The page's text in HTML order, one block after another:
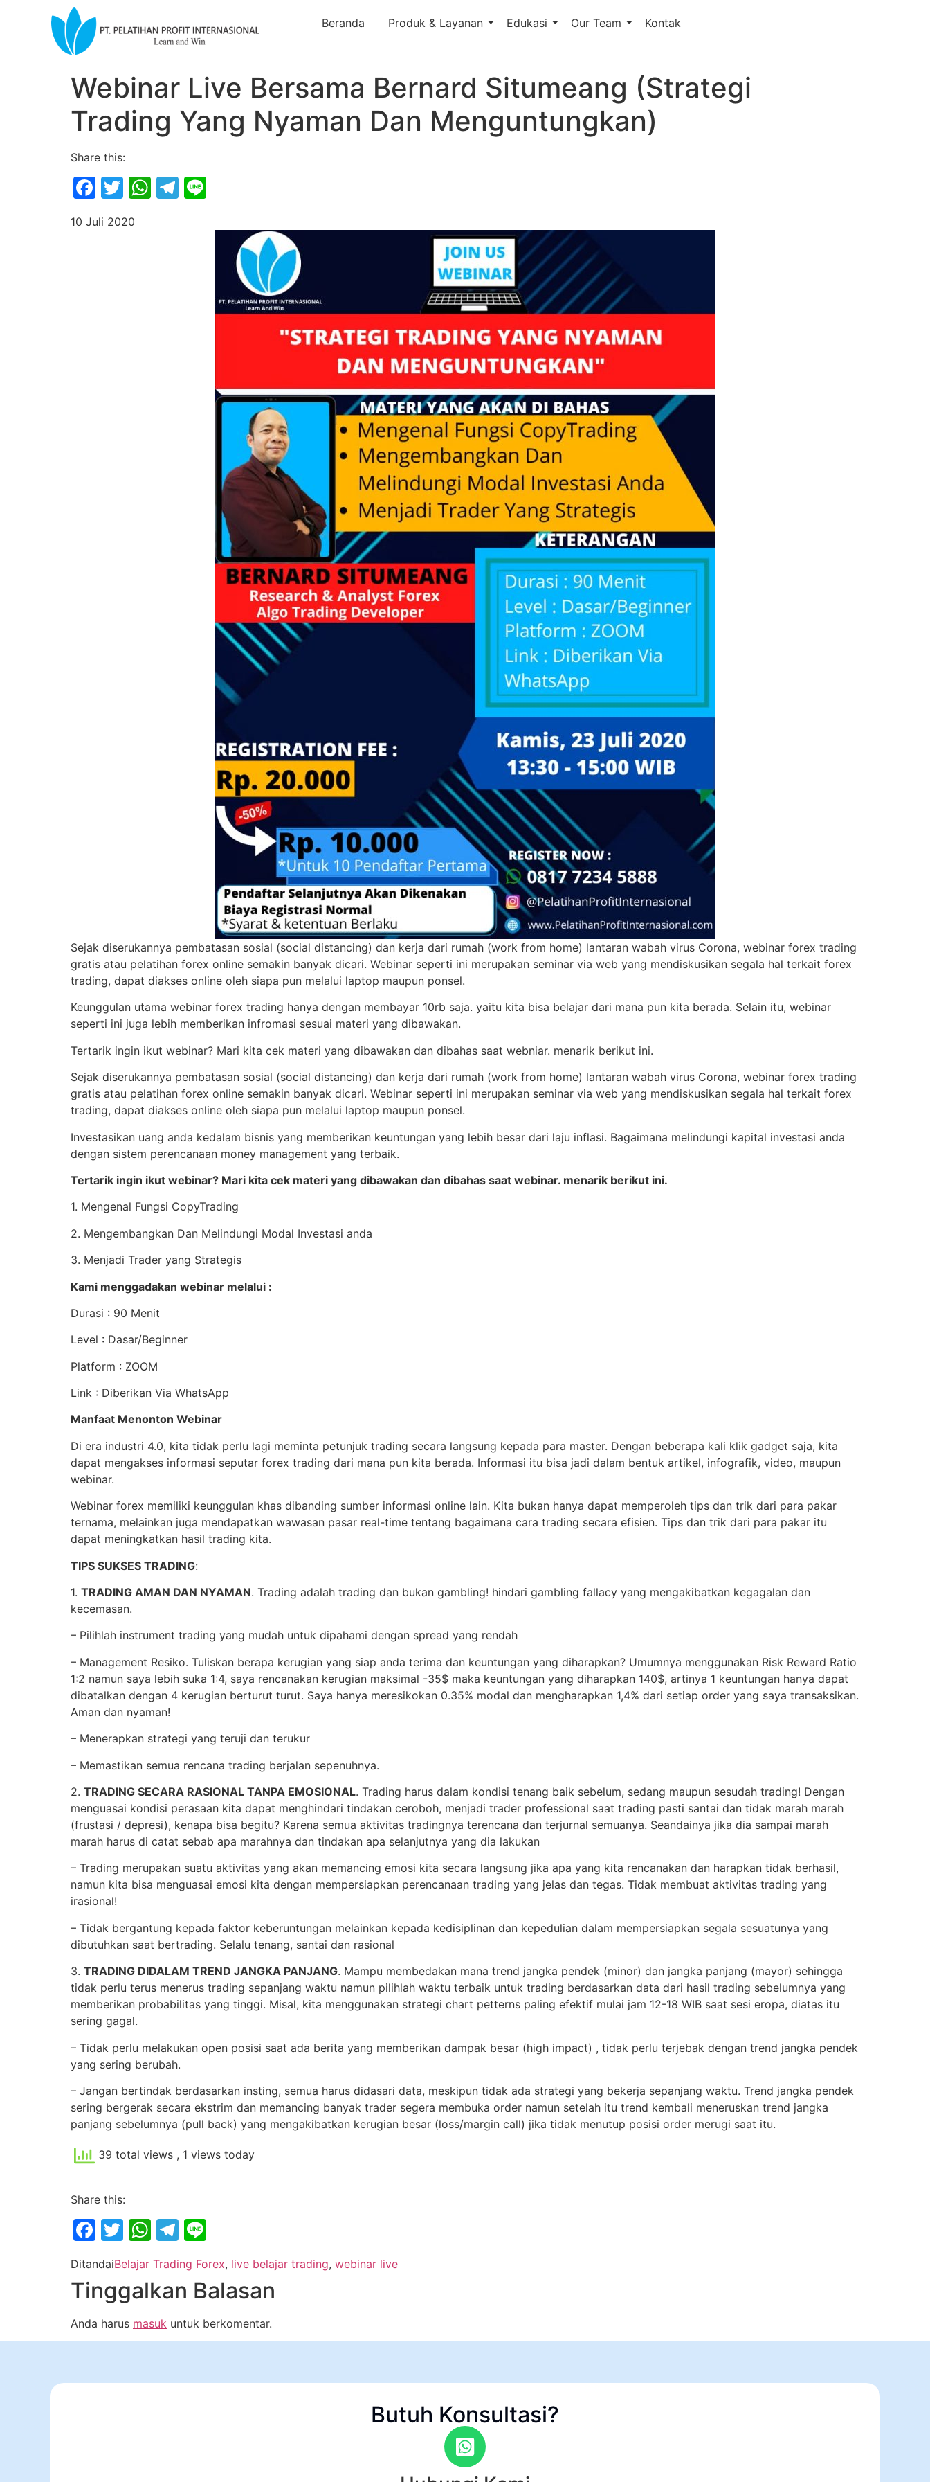
Beranda Produk & Layanan Edukasi Our Team Kontak
Webinar Live Bersama Bernard Situmeang (Strategi
Trading Yang Nyaman Dan Menguntungkan)
Share this:
Facebook
Twitter
WhatsApp
Telegram
10 Juli 2020
Sejak diserukannya pembatasan sosial (social distancing) dan kerja dari rumah (work from home) lantaran wabah virus Corona, webinar forex trading
gratis atau pelatihan forex online semakin banyak dicari. Webinar seperti ini merupakan seminar via web yang mendiskusikan segala hal terkait forex
trading, dapat diakses online oleh siapa pun melalui laptop maupun ponsel.
Keunggulan utama webinar forex trading hanya dengan membayar 10rb saja. yaitu kita bisa belajar dari mana pun kita berada. Selain itu, webinar
seperti ini juga lebih memberikan infromasi sesuai materi yang dibawakan.
Tertarik ingin ikut webinar? Mari kita cek materi yang dibawakan dan dibahas saat webniar. menarik berikut ini.
Sejak diserukannya pembatasan sosial (social distancing) dan kerja dari rumah (work from home) lantaran wabah virus Corona, webinar forex trading
gratis atau pelatihan forex online semakin banyak dicari. Webinar seperti ini merupakan seminar via web yang mendiskusikan segala hal terkait forex
trading, dapat diakses online oleh siapa pun melalui laptop maupun ponsel.
Investasikan uang anda kedalam bisnis yang memberikan keuntungan yang lebih besar dari laju inflasi. Bagaimana melindungi kapital investasi anda
dengan sistem perencanaan money management yang terbaik.
Tertarik ingin ikut webinar? Mari kita cek materi yang dibawakan dan dibahas saat webinar. menarik berikut ini.
1. Mengenal Fungsi CopyTrading
2. Mengembangkan Dan Melindungi Modal Investasi anda
3. Menjadi Trader yang Strategis
Kami menggadakan webinar melalui :
Durasi : 90 Menit
Level : Dasar/Beginner
Platform : ZOOM
Link : Diberikan Via WhatsApp
Manfaat Menonton Webinar
Di era industri 4.0, kita tidak perlu lagi meminta petunjuk trading secara langsung kepada para master. Dengan beberapa kali klik gadget saja, kita
dapat mengakses informasi seputar forex trading dari mana pun kita berada. Informasi itu bisa jadi dalam bentuk artikel, infografik, video, maupun
webinar.
Webinar forex memiliki keunggulan khas dibanding sumber informasi online lain. Kita bukan hanya dapat memperoleh tips dan trik dari para pakar
ternama, melainkan juga mendapatkan wawasan pasar real-time tentang bagaimana cara trading secara efisien. Tips dan trik dari para pakar itu
dapat meningkatkan hasil trading kita.
TIPS SUKSES TRADING:
1. TRADING AMAN DAN NYAMAN. Trading adalah trading dan bukan gambling! hindari gambling fallacy yang mengakibatkan kegagalan dan
kecemasan.
– Pilihlah instrument trading yang mudah untuk dipahami dengan spread yang rendah
– Management Resiko. Tuliskan berapa kerugian yang siap anda terima dan keuntungan yang diharapkan? Umumnya menggunakan Risk Reward Ratio
1:2 namun saya lebih suka 1:4, saya rencanakan kerugian maksimal -35$ maka keuntungan yang diharapkan 140$, artinya 1 keuntungan hanya dapat
dibatalkan dengan 4 kerugian berturut turut. Saya hanya meresikokan 0.35% modal dan mengharapkan 1,4% dari setiap order yang saya transaksikan.
Aman dan nyaman!
– Menerapkan strategi yang teruji dan terukur
– Memastikan semua rencana trading berjalan sepenuhnya.
2. TRADING SECARA RASIONAL TANPA EMOSIONAL. Trading harus dalam kondisi tenang baik sebelum, sedang maupun sesudah trading! Dengan
menguasai kondisi perasaan kita dapat menghindari tindakan ceroboh, menjadi trader professional saat trading pasti santai dan tidak marah marah
(frustasi / depresi), kenapa bisa begitu? Karena semua aktivitas tradingnya terencana dan terjurnal semuanya. Seandainya jika dia sampai marah
marah harus di catat sebab apa marahnya dan tindakan apa selanjutnya yang dia lakukan
– Trading merupakan suatu aktivitas yang akan memancing emosi kita secara langsung jika apa yang kita rencanakan dan harapkan tidak berhasil,
namun kita bisa menguasai emosi kita dengan mempersiapkan perencanaan trading yang jelas dan tegas. Tidak membuat aktivitas trading yang
irasional!
– Tidak bergantung kepada faktor keberuntungan melainkan kepada kedisiplinan dan kepedulian dalam mempersiapkan segala sesuatunya yang
dibutuhkan saat bertrading. Selalu tenang, santai dan rasional
3. TRADING DIDALAM TREND JANGKA PANJANG. Mampu membedakan mana trend jangka pendek (minor) dan jangka panjang (mayor) sehingga
tidak perlu terus menerus trading sepanjang waktu namun pilihlah waktu terbaik untuk trading berdasarkan data dari hasil trading sebelumnya yang
memberikan probabilitas yang tinggi. Misal, kita menggunakan strategi chart petterns paling efektif mulai jam 12-18 WIB saat sesi eropa, diatas itu
sering gagal.
– Tidak perlu melakukan open posisi saat ada berita yang memberikan dampak besar (high impact) , tidak perlu terjebak dengan trend jangka pendek
yang sering berubah.
– Jangan bertindak berdasarkan insting, semua harus didasari data, meskipun tidak ada strategi yang bekerja sepanjang waktu. Trend jangka pendek
sering bergerak secara ekstrim dan memancing banyak trader segera membuka order namun setelah itu trend kembali meneruskan trend jangka
panjang sebelumnya (pull back) yang mengakibatkan kerugian besar (loss/margin call) jika tidak menutup posisi order merugi saat itu.
39 total views , 1 views today
Share this:
Facebook
Twitter
WhatsApp
Telegram
DitandaiBelajar Trading Forex, live belajar trading, webinar live
Tinggalkan Balasan
Anda harus masuk untuk berkomentar.
Butuh Konsultasi?